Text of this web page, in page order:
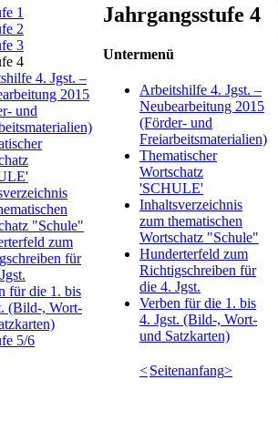
1
2
3
4
4. Jgst. –
2015
und
"Schule"
zum
für
für die 1. bis
(Bild-, Wort-
5/6
Jahrgangsstufe 4
Untermenü
Arbeitshilfe 4. Jgst. –
Neubearbeitung 2015
(Förder- und
Freiarbeitsmaterialien)
Thematischer
Wortschatz
'SCHULE'
Inhaltsverzeichnis
zum thematischen
Wortschatz "Schule"
Hunderterfeld zum
Richtigschreiben für
die 4. Jgst.
Verben für die 1. bis
4. Jgst. (Bild-, Wort-
und Satzkarten)
<Seitenanfang>